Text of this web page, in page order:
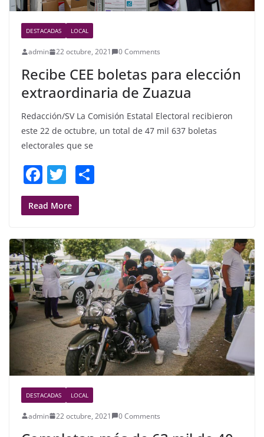
DESTACADAS LOCAL
admin 22 octubre, 2021 0 Comments
Recibe CEE boletas para elección
extraordinaria de Zuazua
Redacción/SV La Comisión Estatal Electoral recibieron
este 22 de octubre, un total de 47 mil 637 boletas
electorales que se
F
a
c
b
o
o
k
T
w
itt
Read More
DESTACADAS LOCAL
admin 22 octubre, 2021 0 Comments